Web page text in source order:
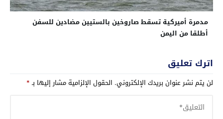
مدمرة أميركية تسقط صاروخين بالستيين مضادين للسفن
أطلقا من اليمن
اترك تعليق
لن يتم نشر عنوان بريدك الإلكتروني. الحقول الإلزامية مشار إليها بـ*